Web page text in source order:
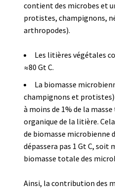
contient des microbes et
protistes, champignons,
arthropodes).
Les litières végétales
≈80 Gt C.
La biomasse
champignons et
à moins de 1% de la
organique de la litière.
de biomasse microbienne
dépassera pas 1 Gt C, soit
biomasse totale des
Ainsi, la contribution des